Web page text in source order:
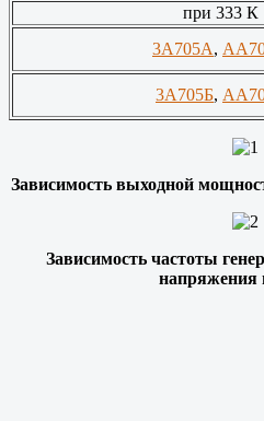
при 333 К
3А705А,
3А705Б,
Зависимость выходной
Зависимость частоты
напряжения